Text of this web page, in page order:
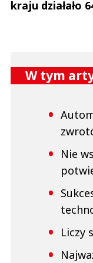
kraju działało
W tym
Nie
Liczy